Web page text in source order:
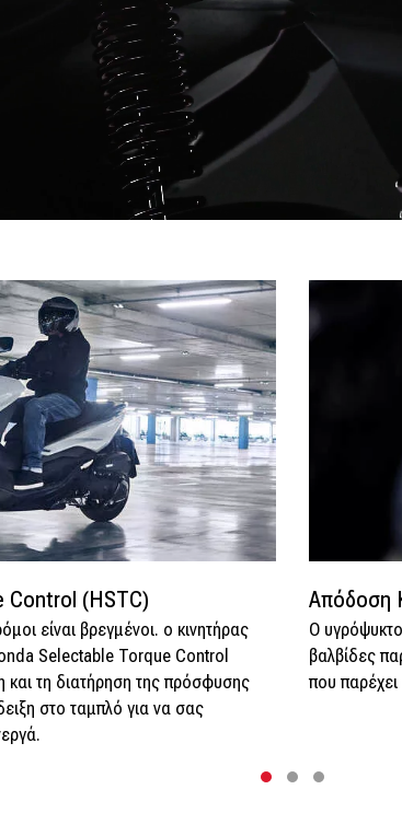
Control (HSTC)
είναι βρεγμένοι. ο κινητήρας
Selectable Torque Control
και τη διατήρηση της πρόσφυσης
στο ταμπλό για να σας
Απόδοση
Ο
βαλβίδες
που παρέχει